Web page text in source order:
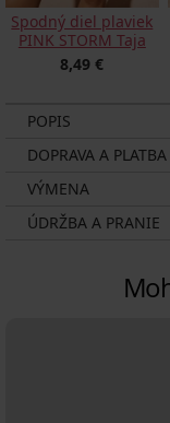
Spodný diel plaviek
PINK STORM Taja
8,49 €
POPIS
DOPRAVA A PLATBA
VÝMENA
ÚDRŽBA A PRANIE